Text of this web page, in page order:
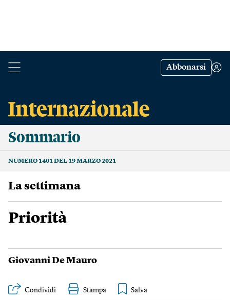
Abbonarsi
Sommario
NUMERO 1401 DEL 19 MARZO 2021
La settimana
Priorità
Giovanni De Mauro
Condividi Stampa